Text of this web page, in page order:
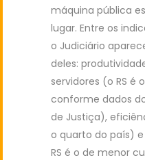
máquina pública
lugar. Entre os
o Judiciário
deles:
servidores (o RS é
conforme dados
de Justiça),
o quarto do país)
RS é o de menor